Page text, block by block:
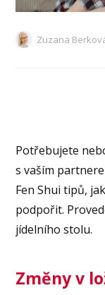
Zuzana
Potřebujete
s vaším
Fen Shui tipů,
podpořit.
jídelního stolu.
Změny v lo